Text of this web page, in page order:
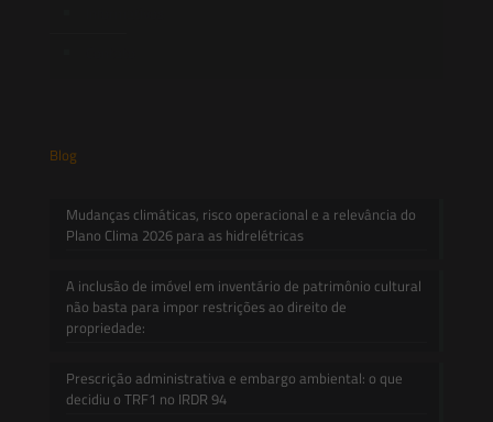
Blog
Mudanças climáticas, risco operacional e a relevância do
Plano Clima 2026 para as hidrelétricas
A inclusão de imóvel em inventário de patrimônio cultural
não basta para impor restrições ao direito de
propriedade:
Prescrição administrativa e embargo ambiental: o que
decidiu o TRF1 no IRDR 94